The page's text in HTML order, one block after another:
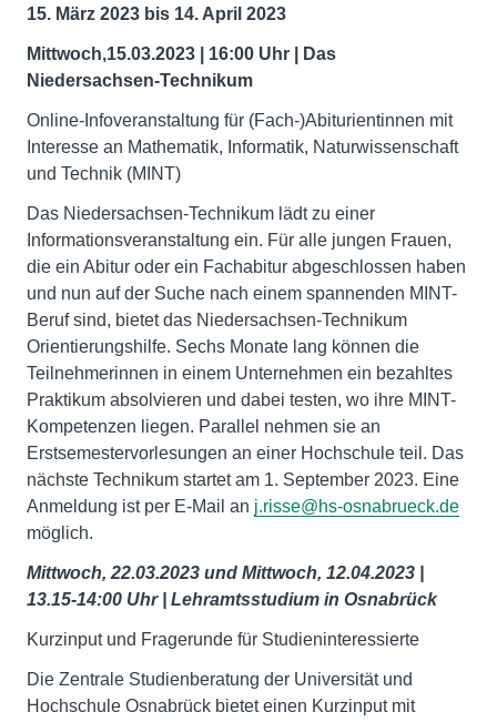
15. März 2023 bis 14. April 2023
Mittwoch,15.03.2023 | 16:00 Uhr | Das
Niedersachsen-Technikum
Online-Infoveranstaltung für (Fach-)Abiturientinnen mit
Interesse an Mathematik, Informatik, Naturwissenschaft
und Technik (MINT)
Das Niedersachsen-Technikum lädt zu einer
Informationsveranstaltung ein. Für alle jungen Frauen,
die ein Abitur oder ein Fachabitur abgeschlossen haben
und nun auf der Suche nach einem spannenden MINT-
Beruf sind, bietet das Niedersachsen-Technikum
Orientierungshilfe. Sechs Monate lang können die
Teilnehmerinnen in einem Unternehmen ein bezahltes
Praktikum absolvieren und dabei testen, wo ihre MINT-
Kompetenzen liegen. Parallel nehmen sie an
Erstsemestervorlesungen an einer Hochschule teil. Das
nächste Technikum startet am 1. September 2023. Eine
Anmeldung ist per E-Mail an j.risse@hs-osnabrueck.de
möglich.
Mittwoch, 22.03.2023 und Mittwoch, 12.04.2023 |
13.15-14:00 Uhr | Lehramtsstudium in Osnabrück
Kurzinput und Fragerunde für Studieninteressierte
Die Zentrale Studienberatung der Universität und
Hochschule Osnabrück bietet einen Kurzinput mit